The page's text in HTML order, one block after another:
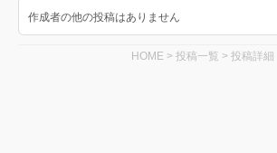
作成者の他の投稿はありません
HOME > 投稿一覧 > 投稿詳細